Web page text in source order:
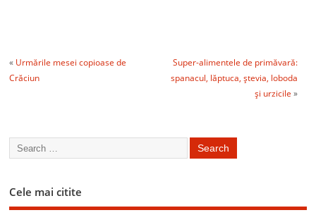
« Urmările mesei copioase de
Crăciun
Super-alimentele de primăvară:
spanacul, lăptuca, ştevia, loboda
şi urzicile »
Cele mai citite